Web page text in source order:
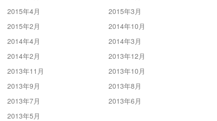
2015年4月
2015年3月
2015年2月
2014年10月
2014年4月
2014年3月
2014年2月
2013年12月
2013年11月
2013年10月
2013年9月
2013年8月
2013年7月
2013年6月
2013年5月